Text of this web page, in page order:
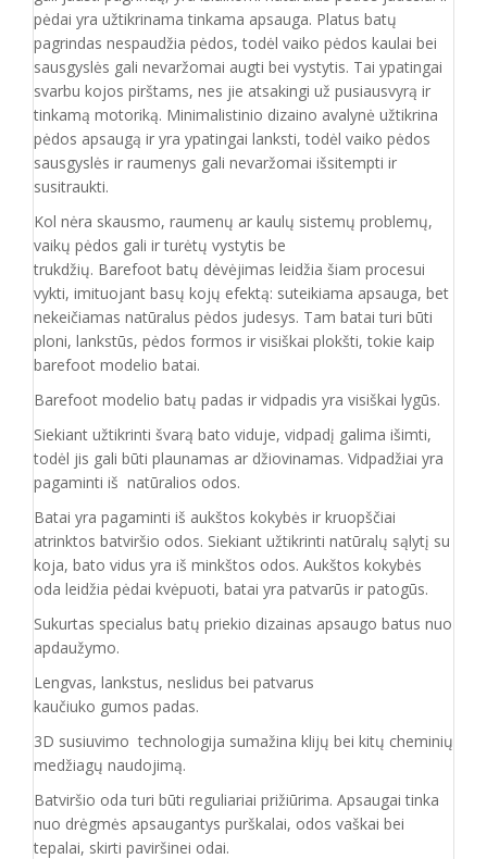
pėdai yra užtikrinama tinkama apsauga. Platus batų
pagrindas nespaudžia pėdos, todėl vaiko pėdos kaulai bei
sausgyslės gali nevaržomai augti bei vystytis. Tai ypatingai
svarbu kojos pirštams, nes jie atsakingi už pusiausvyrą ir
tinkamą motoriką. Minimalistinio dizaino avalynė užtikrina
pėdos apsaugą ir yra ypatingai lanksti, todėl vaiko pėdos
sausgyslės ir raumenys gali nevaržomai išsitempti ir
susitraukti.
Kol nėra skausmo, raumenų ar kaulų sistemų problemų,
vaikų pėdos gali ir turėtų vystytis be
trukdžių. Barefoot batų dėvėjimas leidžia šiam procesui
vykti, imituojant basų kojų efektą: suteikiama apsauga, bet
nekeičiamas natūralus pėdos judesys. Tam batai turi būti
ploni, lankstūs, pėdos formos ir visiškai plokšti, tokie kaip
barefoot modelio batai.
Barefoot modelio batų padas ir vidpadis yra visiškai lygūs.
Siekiant užtikrinti švarą bato viduje, vidpadį galima išimti,
todėl jis gali būti plaunamas ar džiovinamas. Vidpadžiai yra
pagaminti iš natūralios odos.
Batai yra pagaminti iš aukštos kokybės ir kruopščiai
atrinktos batviršio odos. Siekiant užtikrinti natūralų sąlytį su
koja, bato vidus yra iš minkštos odos. Aukštos kokybės
oda leidžia pėdai kvėpuoti, batai yra patvarūs ir patogūs.
Sukurtas specialus batų priekio dizainas apsaugo batus nuo
apdaužymo.
Lengvas, lankstus, neslidus bei patvarus
kaučiuko gumos padas.
3D susiuvimo technologija sumažina klijų bei kitų cheminių
medžiagų naudojimą.
Batviršio oda turi būti reguliariai prižiūrima. Apsaugai tinka
nuo drėgmės apsaugantys purškalai, odos vaškai bei
tepalai, skirti paviršinei odai.